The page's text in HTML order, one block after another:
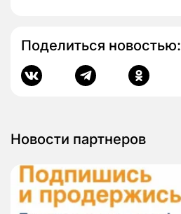
Поделиться новостью:
Новости партнеров